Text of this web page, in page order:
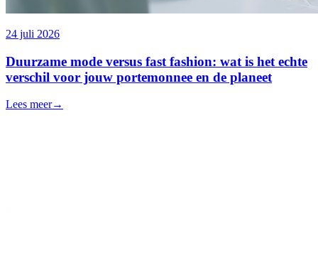
24 juli 2026
Duurzame mode versus fast fashion: wat is het echte
verschil voor jouw portemonnee en de planeet
Lees meer→